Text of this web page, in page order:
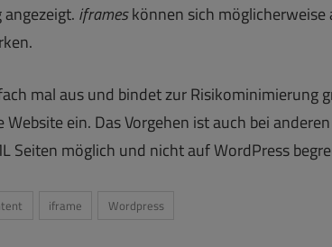
iframeskönnen sich möglicherweise
mal aus und bindet zur Risikominimierung
Website ein. Das Vorgehen ist auch bei
Seiten möglich und nicht auf WordPress
iframe Wordpress